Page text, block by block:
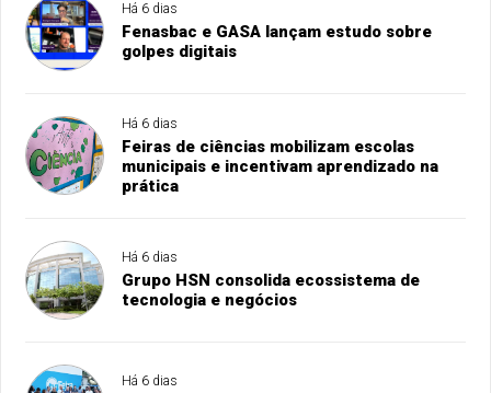
Há 6 dias
Fenasbac e GASA lançam estudo sobre
golpes digitais
Há 6 dias
Feiras de ciências mobilizam escolas
municipais e incentivam aprendizado na
prática
Há 6 dias
Grupo HSN consolida ecossistema de
tecnologia e negócios
Há 6 dias